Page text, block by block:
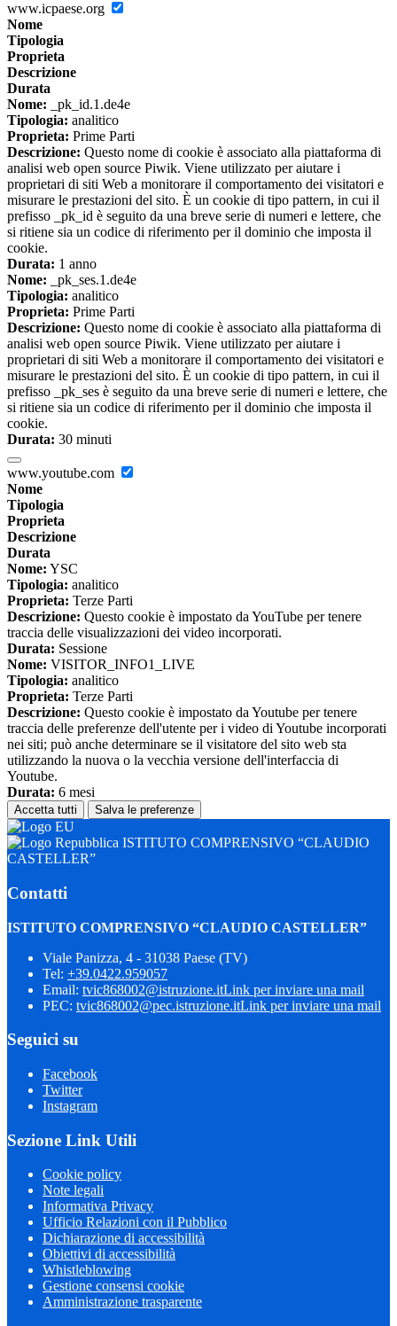
www.icpaese.org
Nome
Tipologia
Proprieta
Descrizione
Durata
Nome: _pk_id.1.de4e
Tipologia: analitico
Proprieta: Prime Parti
Descrizione: Questo nome di cookie è associato alla piattaforma di
analisi web open source Piwik. Viene utilizzato per aiutare i
proprietari di siti Web a monitorare il comportamento dei visitatori e
misurare le prestazioni del sito. È un cookie di tipo pattern, in cui il
prefisso _pk_id è seguito da una breve serie di numeri e lettere, che
si ritiene sia un codice di riferimento per il dominio che imposta il
cookie.
Durata: 1 anno
Nome: _pk_ses.1.de4e
Tipologia: analitico
Proprieta: Prime Parti
Descrizione: Questo nome di cookie è associato alla piattaforma di
analisi web open source Piwik. Viene utilizzato per aiutare i
proprietari di siti Web a monitorare il comportamento dei visitatori e
misurare le prestazioni del sito. È un cookie di tipo pattern, in cui il
prefisso _pk_ses è seguito da una breve serie di numeri e lettere, che
si ritiene sia un codice di riferimento per il dominio che imposta il
cookie.
Durata: 30 minuti
www.youtube.com
Nome
Tipologia
Proprieta
Descrizione
Durata
Nome: YSC
Tipologia: analitico
Proprieta: Terze Parti
Descrizione: Questo cookie è impostato da YouTube per tenere
traccia delle visualizzazioni dei video incorporati.
Durata: Sessione
Nome: VISITOR_INFO1_LIVE
Tipologia: analitico
Proprieta: Terze Parti
Descrizione: Questo cookie è impostato da Youtube per tenere
traccia delle preferenze dell'utente per i video di Youtube incorporati
nei siti; può anche determinare se il visitatore del sito web sta
utilizzando la nuova o la vecchia versione dell'interfaccia di
Youtube.
Durata: 6 mesi
Accetta tutti Salva le preferenze
ISTITUTO COMPRENSIVO “CLAUDIO
CASTELLER”
Contatti
ISTITUTO COMPRENSIVO “CLAUDIO CASTELLER”
Viale Panizza, 4 - 31038 Paese (TV)
Tel: +39.0422.959057
Email: tvic868002@istruzione.itLink per inviare una mail
PEC: tvic868002@pec.istruzione.itLink per inviare una mail
Seguici su
Facebook
Twitter
Instagram
Sezione Link Utili
Cookie policy
Note legali
Informativa Privacy
Ufficio Relazioni con il Pubblico
Dichiarazione di accessibilità
Obiettivi di accessibilità
Whistleblowing
Gestione consensi cookie
Amministrazione trasparente